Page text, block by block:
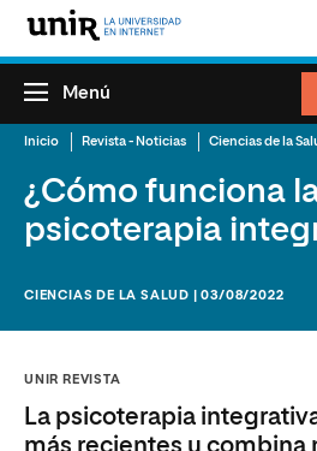
Menú
Inicio Revista - Noticias Ciencias de la
¿Cómo funciona
psicoterapia
CIENCIAS DE LA SALUD | 03/08/2022
UNIR REVISTA
La psicoterapia
más recientes y combina